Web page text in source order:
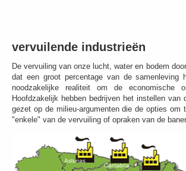
vervuilende industrieën
De vervuiling van onze lucht, water en bodem
dat een groot percentage van de samenleving
noodzakelijke realiteit om de economische
Hoofdzakelijk hebben bedrijven het instellen van
gezet op de milieu-argumenten die de opties om
"enkele" van de vervuiling of opraken van de